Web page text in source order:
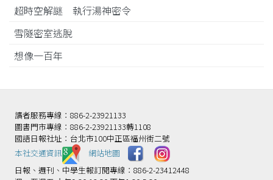
超時空解謎 執行湯神密令
雪隧密室逃脫
想像一百年
讀者服務專線：886-2-23921133
圖書門市專線：886-2-23921133轉1108
國語日報社址：台北市100中正區福州街二號
本社交通資訊️
網站地圖
日報、週刊、中學生報訂閱專線：886-2-23412448